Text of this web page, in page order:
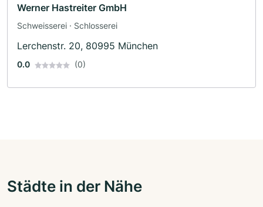
Werner Hastreiter GmbH
Schweisserei · Schlosserei
Lerchenstr. 20, 80995 München
0.0 (0)
Städte in der Nähe